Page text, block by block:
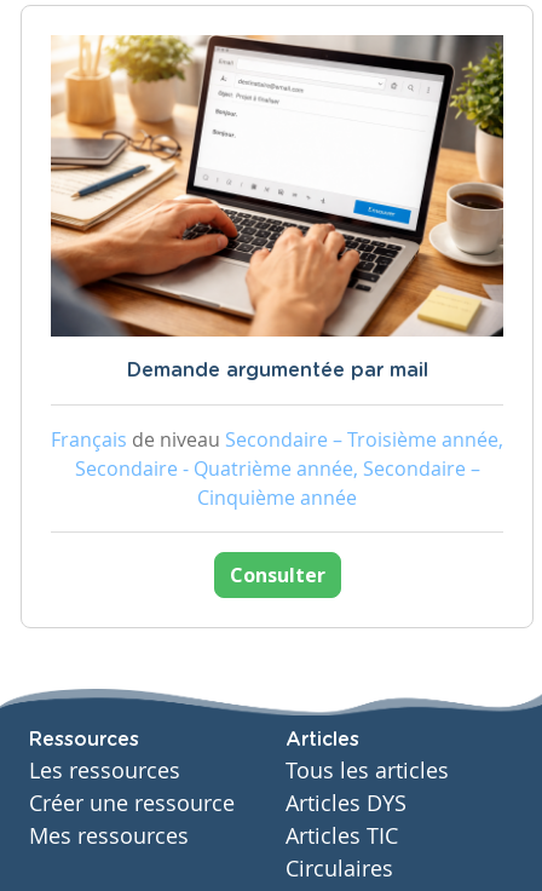
Demande argumentée par mail
Français de niveau Secondaire – Troisième année,
Secondaire - Quatrième année, Secondaire –
Cinquième année
Consulter
Ressources
Les ressources
Créer une ressource
Mes ressources
Articles
Tous les articles
Articles DYS
Articles TIC
Circulaires